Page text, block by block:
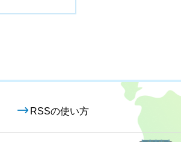
RSSの使い方